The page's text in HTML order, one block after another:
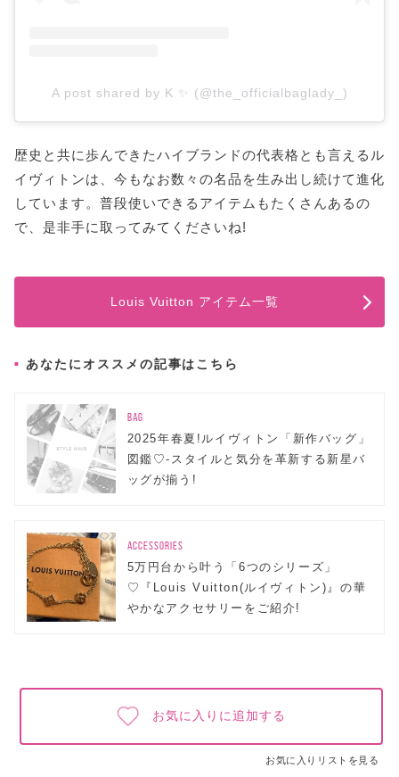
A post shared by K ✨ (@the_officialbaglady_)
歴史と共に歩んできたハイブランドの代表格とも言えるル
イヴィトンは、今もなお数々の名品を生み出し続けて進化
しています。普段使いできるアイテムもたくさんあるの
で、是非手に取ってみてくださいね!
Louis Vuitton アイテム一覧
あなたにオススメの記事はこちら
BAG
2025年春夏!ルイヴィトン「新作バッグ」
図鑑♡-スタイルと気分を革新する新星バ
ッグが揃う!
ACCESSORIES
5万円台から叶う「6つのシリーズ」
♡『Louis Vuitton(ルイヴィトン)』の華
やかなアクセサリーをご紹介!
お気に入りに追加する
お気に入りリストを見る